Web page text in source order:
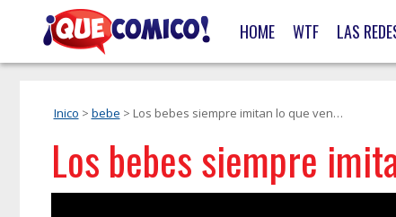
HOME WTF LAS
Inico > bebe > Los bebes siempre imitan lo que ven…
Los bebes siempre